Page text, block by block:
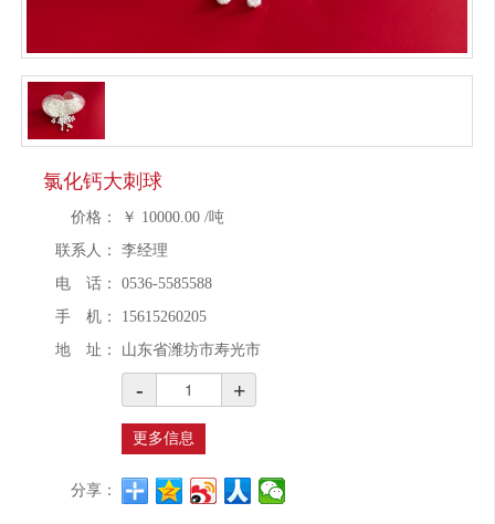
氯化钙大刺球
价格： ￥ 10000.00/吨
联系人：
李经理
电 话：
0536-5585588
手 机：
15615260205
地 址：
山东省潍坊市寿光市
- +
更多信息
分享：